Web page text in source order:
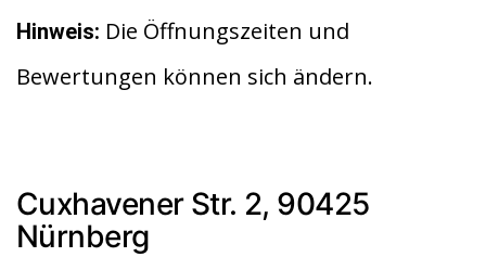
Hinweis: Die Öffnungszeiten und
Bewertungen können sich ändern.
Cuxhavener Str. 2, 90425
Nürnberg